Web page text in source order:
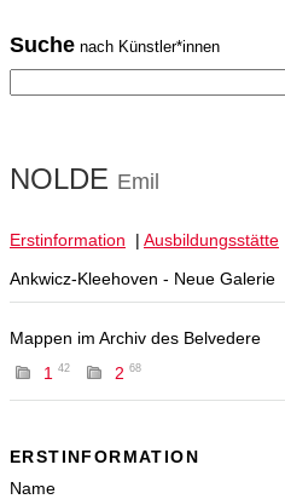
Suche nach Künstler*innen
NOLDE Emil
Erstinformation | Ausbildungsstätte
Ankwicz-Kleehoven - Neue Galerie
Mappen im Archiv des Belvedere
1
42 2 68
ERSTINFORMATION
Name